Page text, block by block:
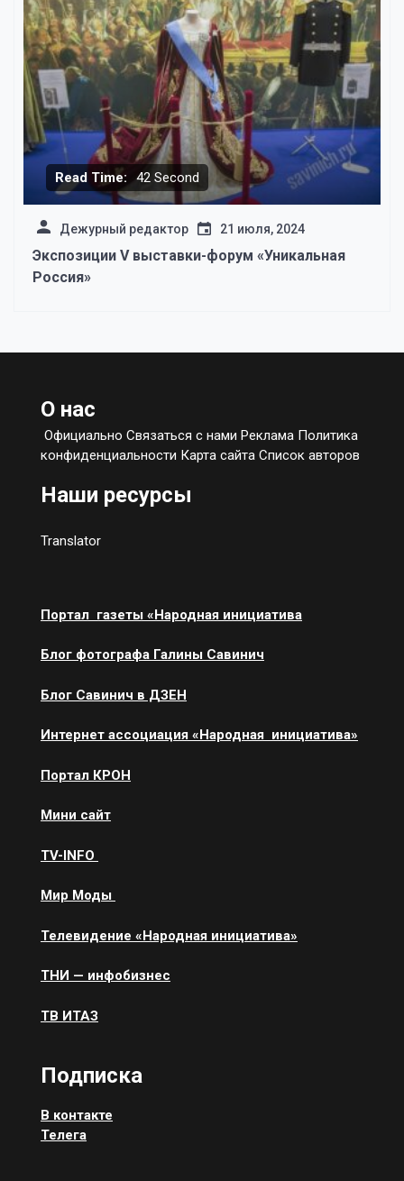
Read Time: 42 Second
Дежурный редактор 21 июля, 2024
Экспозиции V выставки-форум «Уникальная
Россия»
О нас
Официально Связаться с нами Реклама Политика
конфиденциальности Карта сайта Список авторов
Наши ресурсы
Translator
Портал газеты «Народная инициатива
Блог фотографа Галины Савинич
Блог Савинич в ДЗЕН
Интернет ассоциация «Народная инициатива»
Портал КРОН
Мини сайт
ТV-INFO
Мир Моды
Телевидение «Народная инициатива»
ТНИ — инфобизнес
ТВ ИТАЗ
Подписка
В контакте
Телега